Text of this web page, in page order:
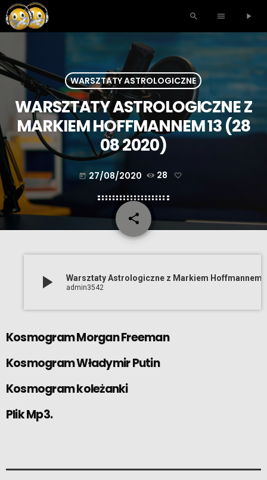
search menu play_arrow
WARSZTATY ASTROLOGICZNE
WARSZTATY ASTROLOGICZNE Z
MARKIEM HOFFMANNEM 13 (28
08 2020)
today 27/08/2020 28
share
email
play_arrow admin3542
Kosmogram Morgan Freeman
Kosmogram Władymir Putin
Kosmogram koleżanki
Plik Mp3.